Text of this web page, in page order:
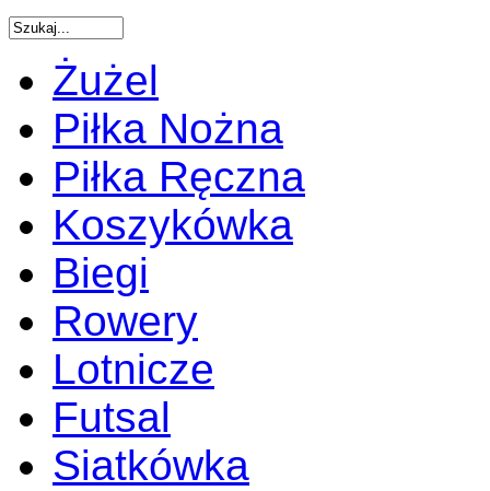
Żużel
Piłka Nożna
Piłka Ręczna
Koszykówka
Biegi
Rowery
Lotnicze
Futsal
Siatkówka